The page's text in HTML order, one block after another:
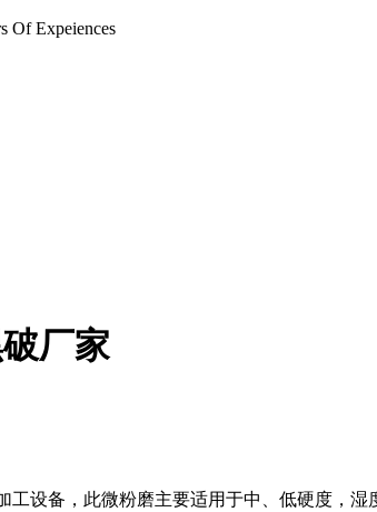
Of Expeiences
厂家
工设备，此微粉磨主要适用于中、低硬度，